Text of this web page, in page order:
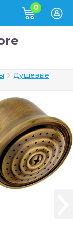
0
Душевые